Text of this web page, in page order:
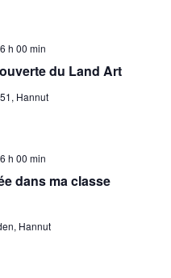
du Land Art
h 00 min
Hannut
dans ma classe
h 00 min
Hannut